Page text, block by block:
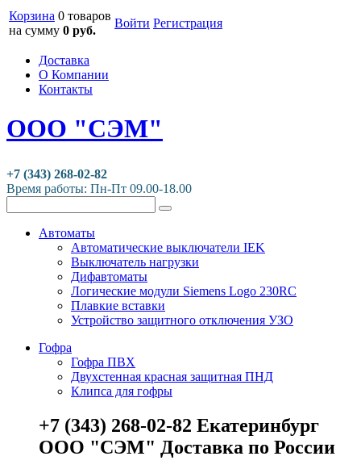
Корзина 0 товаров
на сумму 0 руб.
Войти Регистрация
Доставка
О Компании
Контакты
ООО "СЭМ"
+7 (343) 268-02-82
Время работы: Пн-Пт 09.00-18.00
Автоматы
Автоматические выключатели IEK
Выключатель нагрузки
Дифавтоматы
Логические модули Siemens Logo 230RC
Плавкие вставки
Устройство защитного отключения УЗО
Гофра
Гофра ПВХ
Двухстенная красная защитная ПНД
Клипса для гофры
+7 (343) 268-02-82 Екатеринбург
ООО "СЭМ" Доставка по России